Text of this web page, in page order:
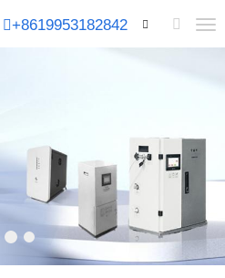
+8619953182842